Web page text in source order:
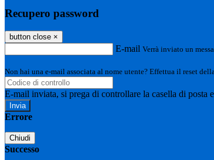
Recupero password
button close ×
E-mail Verrà inviato un
Non hai una e-mail associata al nome utente? Effettua il reset
E-mail inviata, si prega di controllare la casella di posta
Errore
Chiudi
Successo